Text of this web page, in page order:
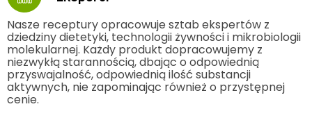
Nasze receptury opracowuje sztab ekspertów z
dziedziny dietetyki, technologii żywności i mikrobiologii
molekularnej. Każdy produkt dopracowujemy z
niezwykłą starannością, dbając o odpowiednią
przyswajalność, odpowiednią ilość substancji
aktywnych, nie zapominając również o przystępnej
cenie.